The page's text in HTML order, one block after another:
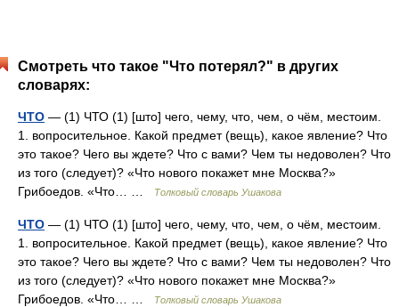
Смотреть что такое "Что потерял?" в других
словарях:
ЧТО — (1) ЧТО (1) [што] чего, чему, что, чем, о чём, местоим.
1. вопросительное. Какой предмет (вещь), какое явление? Что
это такое? Чего вы ждете? Что с вами? Чем ты недоволен? Что
из того (следует)? «Что нового покажет мне Москва?»
Грибоедов. «Что… …
Толковый словарь Ушакова
ЧТО — (1) ЧТО (1) [што] чего, чему, что, чем, о чём, местоим.
1. вопросительное. Какой предмет (вещь), какое явление? Что
это такое? Чего вы ждете? Что с вами? Чем ты недоволен? Что
из того (следует)? «Что нового покажет мне Москва?»
Грибоедов. «Что… …
Толковый словарь Ушакова